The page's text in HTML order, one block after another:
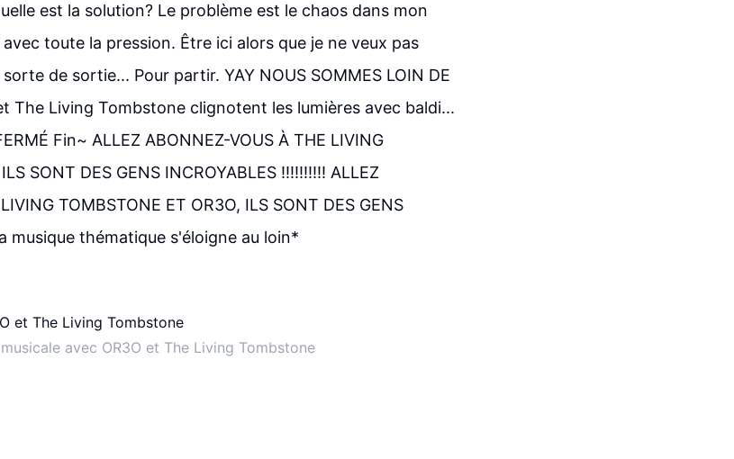
est la solution? Le problème est le chaos dans mon
toute la pression. Être ici alors que je ne veux pas
de sortie... Pour partir. YAY NOUS SOMMES LOIN DE
The Living Tombstone clignotent les lumières avec baldi...
Fin~ ALLEZ ABONNEZ-VOUS À THE LIVING
SONT DES GENS INCROYABLES !!!!!!!!!! ALLEZ
TOMBSTONE ET OR3O, ILS SONT DES GENS
musique thématique s'éloigne au loin*
avec OR3O et The Living Tombstone